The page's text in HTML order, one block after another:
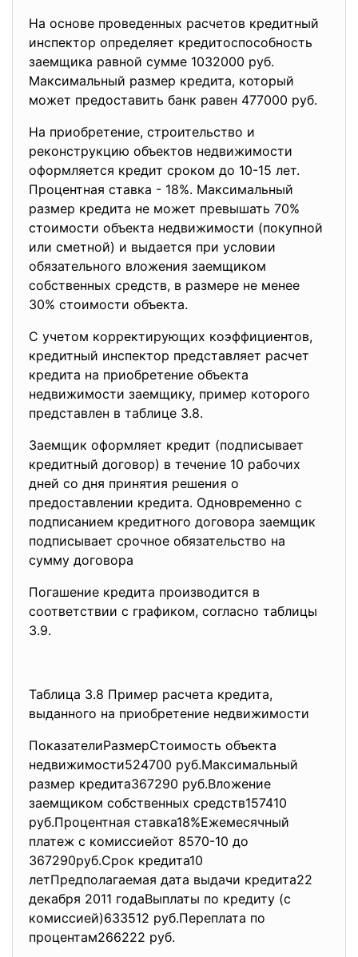
На основе проведенных расчетов кредитный
инспектор определяет кредитоспособность
заемщика равной сумме 1032000 руб.
Максимальный размер кредита, который
может предоставить банк равен 477000 руб.
На приобретение, строительство и
реконструкцию объектов недвижимости
оформляется кредит сроком до 10-15 лет.
Процентная ставка - 18%. Максимальный
размер кредита не может превышать 70%
стоимости объекта недвижимости (покупной
или сметной) и выдается при условии
обязательного вложения заемщиком
собственных средств, в размере не менее
30% стоимости объекта.
С учетом корректирующих коэффициентов,
кредитный инспектор представляет расчет
кредита на приобретение объекта
недвижимости заемщику, пример которого
представлен в таблице 3.8.
Заемщик оформляет кредит (подписывает
кредитный договор) в течение 10 рабочих
дней со дня принятия решения о
предоставлении кредита. Одновременно с
подписанием кредитного договора заемщик
подписывает срочное обязательство на
сумму договора
Погашение кредита производится в
соответствии с графиком, согласно таблицы
3.9.
Таблица 3.8 Пример расчета кредита,
выданного на приобретение недвижимости
ПоказателиРазмерСтоимость объекта
недвижимости524700 руб.Максимальный
размер кредита367290 руб.Вложение
заемщиком собственных средств157410
руб.Процентная ставка18%Ежемесячный
платеж с комиссиейот 8570-10 до
367290руб.Срок кредита10
летПредполагаемая дата выдачи кредита22
декабря 2011 годаВыплаты по кредиту (с
комиссией)633512 руб.Переплата по
процентам266222 руб.